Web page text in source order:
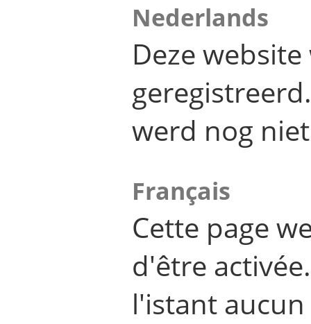
Nederlands
Deze
werd nog
Français
Cette page
d'être
l'istant